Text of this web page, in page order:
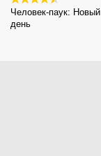
Человек-паук: Новый
день